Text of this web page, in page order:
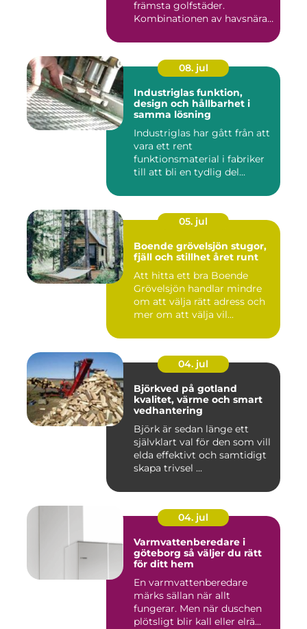
främsta golfstäder.
Kombinationen av havsnära
08. jul
Industriglas funktion,
design och hållbarhet i
samma lösning
Industriglas har gått från att
vara ett rent
funktionsmaterial i fabriker
till att bli en tydlig del...
05. jul
Boende grövelsjön stugor,
fjäll och stillhet året runt
Att hitta ett bra Boende
Grövelsjön handlar mindre
om att välja rätt adress och
mer om att välja vil...
04. jul
Björkved på gotland
kvalitet, värme och smart
vedhantering
Björk är sedan länge ett
självklart val för den som vill
elda effektivt och samtidigt
skapa trivsel ...
04. jul
Varmvattenberedare i
göteborg så väljer du rätt
för ditt hem
En varmvattenberedare
märks sällan när allt
fungerar. Men när duschen
plötsligt blir kall eller elrä...